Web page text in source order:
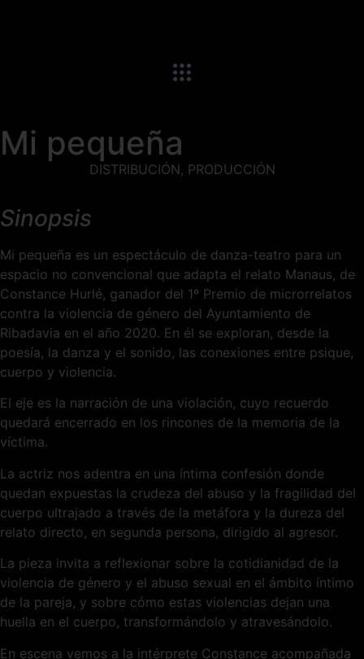
Mi pequeña
DISTRIBUCIÓN, PRODUCCIÓN
Sinopsis
Mi pequeña es un espectáculo de danza-teatro para un
espacio no convencional que adapta el relato Manaus, de
Constance Hurlé, ganador del 1º Premio de microrrelatos
contra la violencia de género del Ayuntamiento de
Ribadavia en el año 2020. En él se exploran, desde la
poesía, la danza y el sonido, las conexiones entre psique,
cuerpo y violencia.
El eje es la narración de una violación, cuyo recuerdo
quedará encerrado en los rincones de la memoria de la
víctima.
La actriz nos adentra en una íntima confesión donde
quedan expuestas la crudeza del abuso y la fragilidad del
cuerpo ultrajado a través de la metáfora y la dureza del
relato directo, en segunda persona, dirigido al agresor.
La pieza invita a reflexionar sobre la cotidianidad de la
violencia de género y el abuso sexual en el ámbito íntimo
de la pareja, y sobre cómo estas violencias dejan una
huella en el cuerpo, transformándolo y atravesándolo.
En escena vemos a la intérprete Constance acompañada